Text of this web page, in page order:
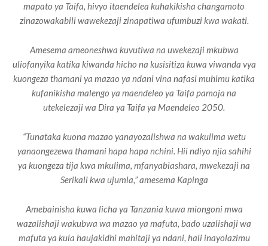
mapato ya Taifa, hivyo itaendelea kuhakikisha changamoto
zinazowakabili wawekezaji zinapatiwa ufumbuzi kwa wakati.
Amesema ameoneshwa kuvutiwa na uwekezaji mkubwa
uliofanyika katika kiwanda hicho na kusisitiza kuwa viwanda vya
kuongeza thamani ya mazao ya ndani vina nafasi muhimu katika
kufanikisha malengo ya maendeleo ya Taifa pamoja na
utekelezaji wa Dira ya Taifa ya Maendeleo 2050.
“Tunataka kuona mazao yanayozalishwa na wakulima wetu
yanaongezewa thamani hapa hapa nchini. Hii ndiyo njia sahihi
ya kuongeza tija kwa mkulima, mfanyabiashara, mwekezaji na
Serikali kwa ujumla,” amesema Kapinga
Amebainisha kuwa licha ya Tanzania kuwa miongoni mwa
wazalishaji wakubwa wa mazao ya mafuta, bado uzalishaji wa
mafuta ya kula haujakidhi mahitaji ya ndani, hali inayolazimu